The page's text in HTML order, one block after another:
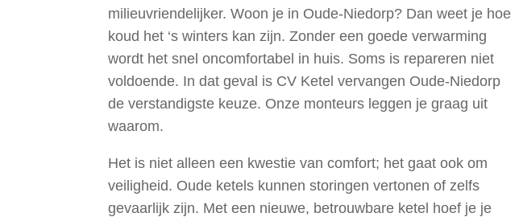
milieuvriendelijker. Woon je in Oude-Niedorp? Dan weet je hoe
koud het ‘s winters kan zijn. Zonder een goede verwarming
wordt het snel oncomfortabel in huis. Soms is repareren niet
voldoende. In dat geval is CV Ketel vervangen Oude-Niedorp
de verstandigste keuze. Onze monteurs leggen je graag uit
waarom.
Het is niet alleen een kwestie van comfort; het gaat ook om
veiligheid. Oude ketels kunnen storingen vertonen of zelfs
gevaarlijk zijn. Met een nieuwe, betrouwbare ketel hoef je je